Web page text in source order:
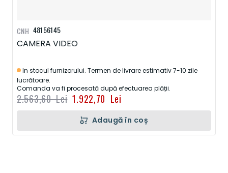
48156145
CAMERA VIDEO
In stocul furnizorului. Termen de livrare estimativ 7-10 zile
lucrătoare.
Comanda va fi procesată după efectuarea plății.
1.922,70 Lei
2.563,60 Lei
CNH
Adaugă în coș